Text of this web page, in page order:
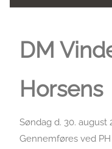
DM
Horsens
Søndag d. 30. august
Gennemføres ved